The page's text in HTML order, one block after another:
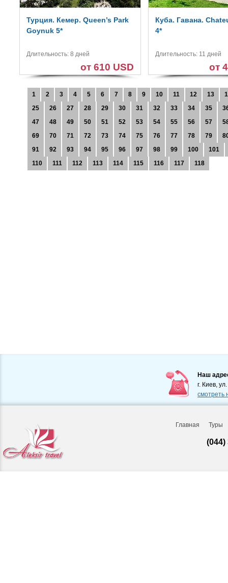
Турция. Кемер. Queen’s Park
Goynuk 5*
Длительность: 8 дней
от 610 USD
Куба. Гавана.
4*
Длительность: 11 дней
от
1 2 3 4 5 6 7 8 9 10 11 12 13
25
26 27 28 29 30 31 32 33 34 35
47
48 49 50 51 52 53 54 55 56 57
69
70 71 72 73 74 75 76 77 78 79
91
92 93 94 95 96 97 98 99 100
101
110
111 112 113 114 115 116 117 118
Наш
г. Киев,
смотреть
Главная Туры
(044)